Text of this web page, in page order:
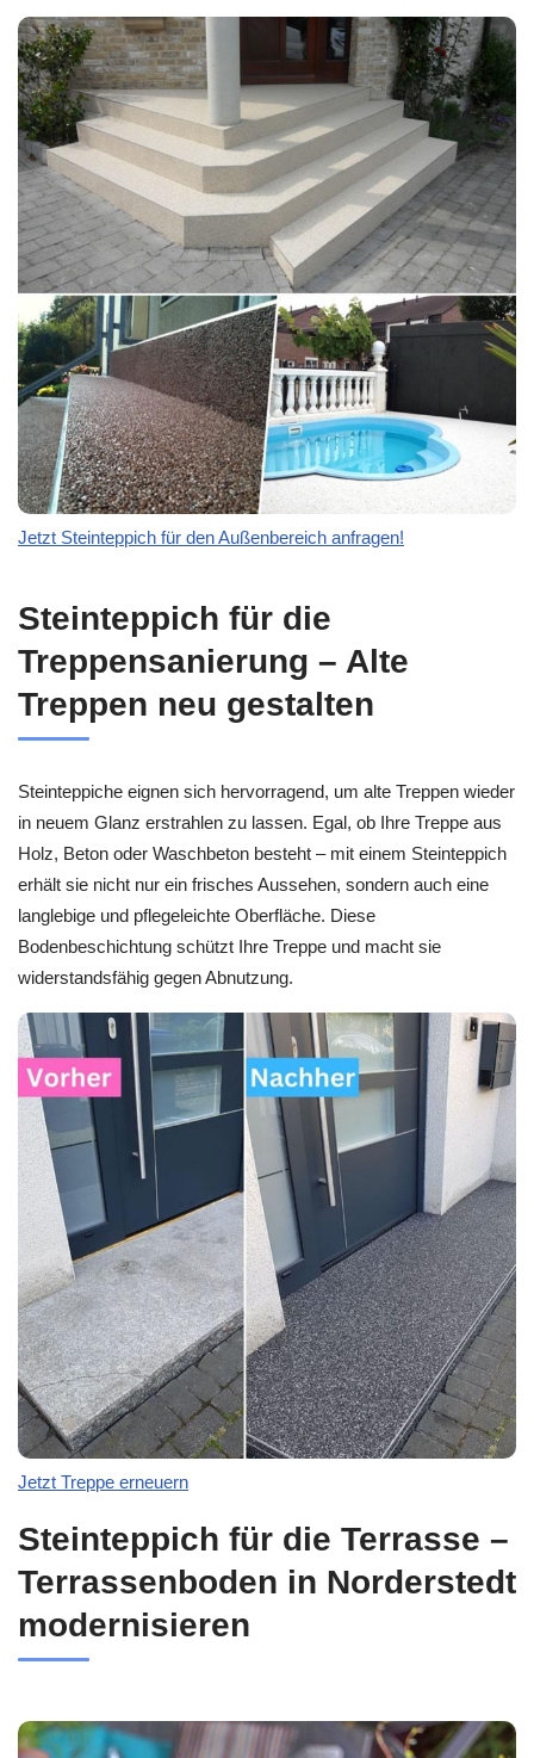
Jetzt Steinteppich für den Außenbereich anfragen!
Steinteppich für die
Treppensanierung – Alte
Treppen neu gestalten
Steinteppiche eignen sich hervorragend, um alte Treppen wieder
in neuem Glanz erstrahlen zu lassen. Egal, ob Ihre Treppe aus
Holz, Beton oder Waschbeton besteht – mit einem Steinteppich
erhält sie nicht nur ein frisches Aussehen, sondern auch eine
langlebige und pflegeleichte Oberfläche. Diese
Bodenbeschichtung schützt Ihre Treppe und macht sie
widerstandsfähig gegen Abnutzung.
Jetzt Treppe erneuern
Steinteppich für die Terrasse –
Terrassenboden in Norderstedt
modernisieren